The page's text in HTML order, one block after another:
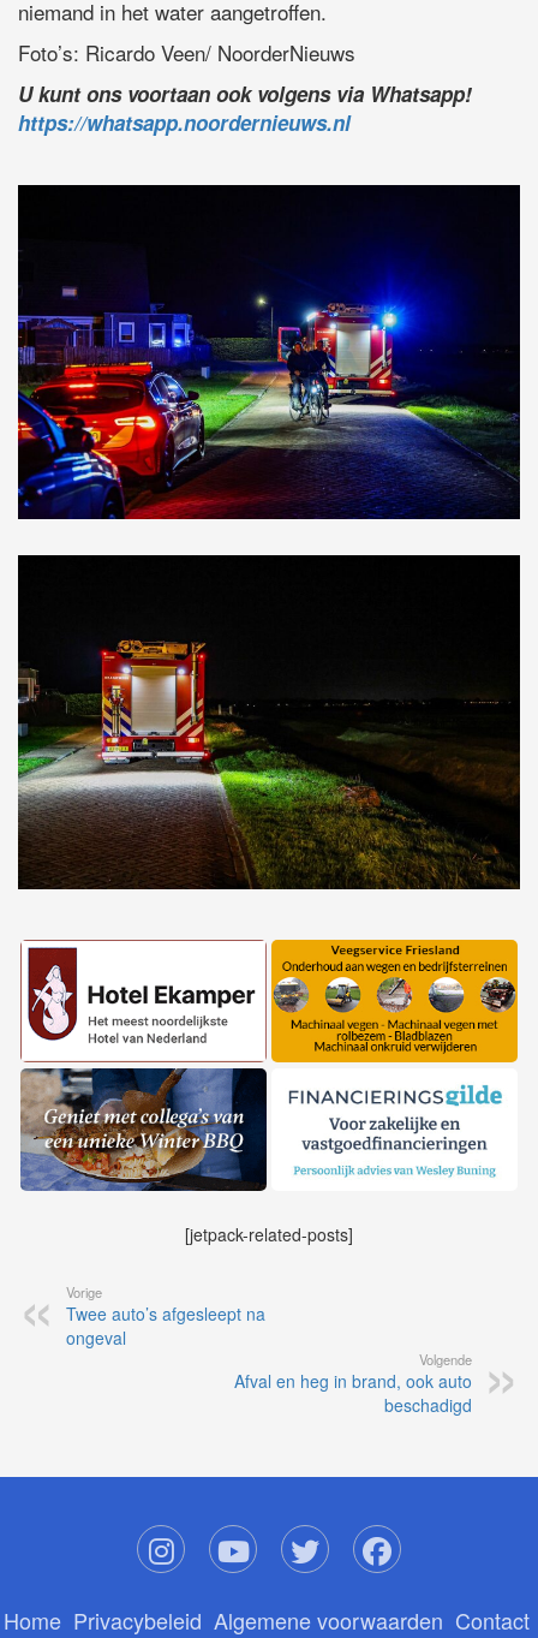
niemand in het water aangetroffen.
Foto’s: Ricardo Veen/ NoorderNieuws
U kunt ons voortaan ook volgens via Whatsapp!
https://whatsapp.noordernieuws.nl
[jetpack-related-posts]
Vorige
Twee auto’s afgesleept na
ongeval
Volgende
Afval en heg in brand, ook auto
beschadigd
Home Privacybeleid Algemene voorwaarden Contact